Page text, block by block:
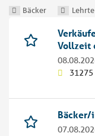
Bäcker Lehrte
Vollzeit
31275